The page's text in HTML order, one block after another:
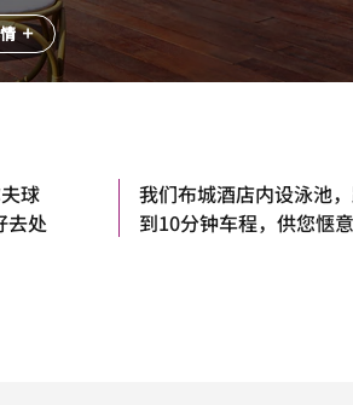
球
去处
我们布城酒店内设泳池
到10分钟车程，供您惬